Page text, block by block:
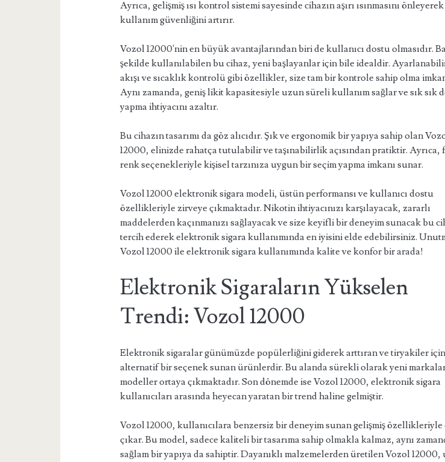
Ayrıca, gelişmiş ısı kontrol sistemi sayesinde cihazın aşırı ısınmasını önleyerek
kullanım güvenliğini artırır.
Vozol 12000'nin en büyük avantajlarından biri de kullanıcı dostu olmasıdır.
şekilde kullanılabilen bu cihaz, yeni başlayanlar için bile idealdir.
akışı ve sıcaklık kontrolü gibi özellikler, size tam bir kontrole sahip olma
Aynı zamanda, geniş likit kapasitesiyle uzun süreli kullanım sağlar ve sık sık
yapma ihtiyacını azaltır.
Bu cihazın tasarımı da göz alıcıdır. Şık ve ergonomik bir yapıya sahip olan
12000, elinizde rahatça tutulabilir ve taşınabilirlik açısından pratiktir. Ayrıca,
renk seçenekleriyle kişisel tarzınıza uygun bir seçim yapma imkanı sunar.
Vozol 12000 elektronik sigara modeli, üstün performansı ve kullanıcı dostu
özellikleriyle zirveye çıkmaktadır. Nikotin ihtiyacınızı karşılayacak, zararlı
maddelerden kaçınmanızı sağlayacak ve size keyifli bir deneyim sunacak bu
tercih ederek elektronik sigara kullanımında en iyisini elde edebilirsiniz.
Vozol 12000 ile elektronik sigara kullanımında kalite ve konfor bir arada!
Elektronik Sigaraların Yükselen
Trendi: Vozol 12000
Elektronik sigaralar günümüzde popülerliğini giderek arttıran ve tiryakiler için
alternatif bir seçenek sunan ürünlerdir. Bu alanda sürekli olarak yeni
modeller ortaya çıkmaktadır. Son dönemde ise Vozol 12000, elektronik sigara
kullanıcıları arasında heyecan yaratan bir trend haline gelmiştir.
Vozol 12000, kullanıcılara benzersiz bir deneyim sunan gelişmiş özellikleriyle
çıkar. Bu model, sadece kaliteli bir tasarıma sahip olmakla kalmaz, aynı
sağlam bir yapıya da sahiptir. Dayanıklı malzemelerden üretilen Vozol 12000,